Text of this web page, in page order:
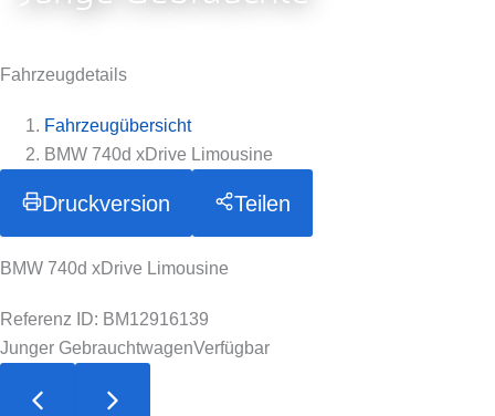
Fahrzeugdetails
Fahrzeugübersicht
BMW 740d xDrive Limousine
Druckversion Teilen
BMW 740d xDrive Limousine
Referenz ID: BM12916139
Junger GebrauchtwagenVerfügbar